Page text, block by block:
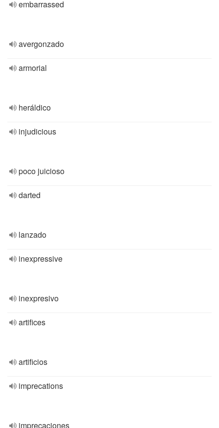
embarrassed
avergonzado
armorial
heráldico
injudicious
poco juicioso
darted
lanzado
inexpressive
inexpresivo
artifices
artificios
imprecations
imprecaciones